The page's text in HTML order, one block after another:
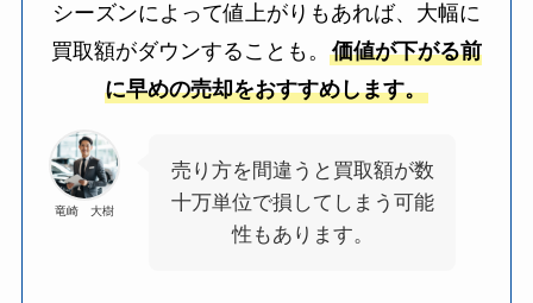
シーズンによって値上がりもあれば、大幅に
買取額がダウンすることも。 価値が下がる前
に早めの売却をおすすめします。
竜崎 大樹
売り方を間違うと買取額が数
十万単位で損してしまう可能
性もあります。